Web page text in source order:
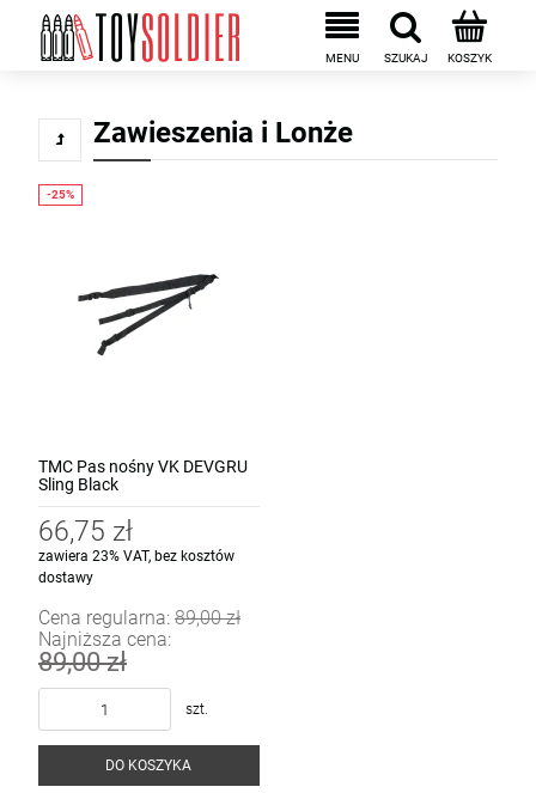
Zawieszenia i Lonże
TMC Pas nośny VK DEVGRU
Sling Black
66,75 zł
zawiera 23% VAT, bez kosztów
dostawy
Cena regularna: 89,00 zł
Najniższa cena:
89,00 zł
szt.
DO KOSZYKA